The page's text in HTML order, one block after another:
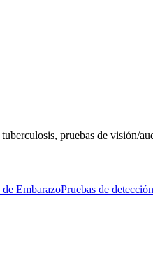
pruebas de visión/
EmbarazoPruebas de